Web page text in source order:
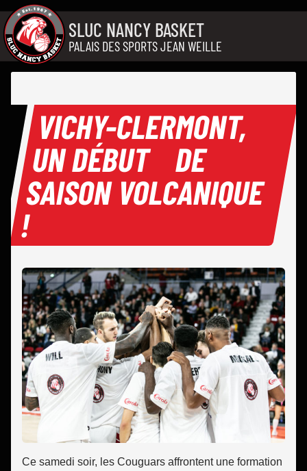
Aller au contenu
SLUC NANCY BASKET
PALAIS DES SPORTS JEAN WEILLE
VICHY-CLERMONT,
UN DÉBUT DE
SAISON VOLCANIQUE
!
Ce samedi soir, les Couguars affrontent une formation